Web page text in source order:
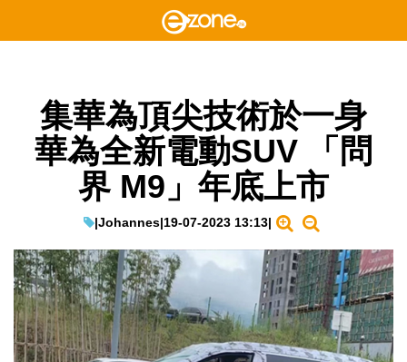
集華為頂尖技術於一身
華為全新電動SUV 「問
界 M9」年底上市
|Johannes|19-07-2023 13:13|